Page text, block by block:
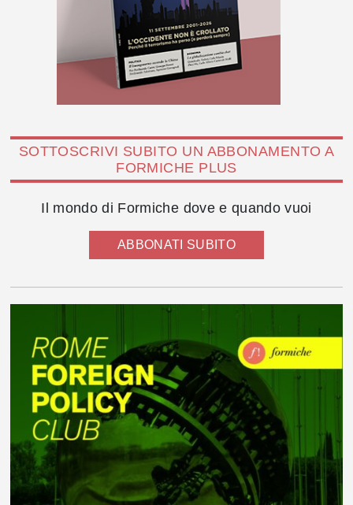
SOTTOSCRIVI SUBITO UN ABBONAMENTO A
FORMICHE PLUS
Il mondo di Formiche dove e quando vuoi
ABBONATI SUBITO